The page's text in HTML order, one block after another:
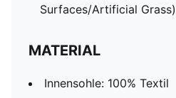
Surfaces/Artificial Grass)
MATERIAL
Innensohle: 100% Textil